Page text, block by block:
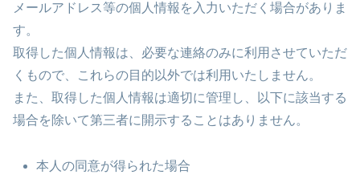
メールアドレス等の個人情報を入力いただく場合がありま
す。
取得した個人情報は、必要な連絡のみに利用させていただ
くもので、これらの目的以外では利用いたしません。
また、取得した個人情報は適切に管理し、以下に該当する
場合を除いて第三者に開示することはありません。
本人の同意が得られた場合